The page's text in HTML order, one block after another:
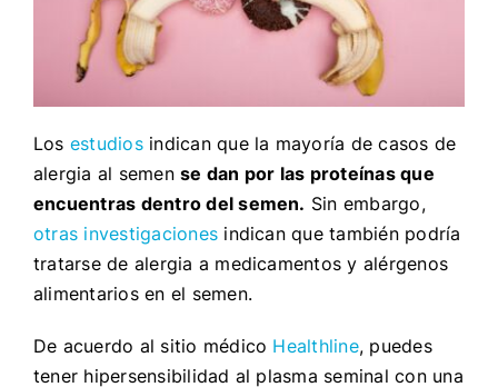
Los estudiosindican que la mayoría de casos de
alergia al semense dan por las proteínas que
encuentras dentro del semen. Sin embargo,
otras investigaciones indican que también podría
tratarse de alergia a medicamentos y alérgenos
alimentarios en el semen.
De acuerdo al sitio médico Healthline, puedes
tener hipersensibilidad al plasma seminal con una